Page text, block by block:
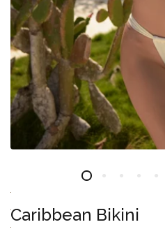
Caribbean Bikini